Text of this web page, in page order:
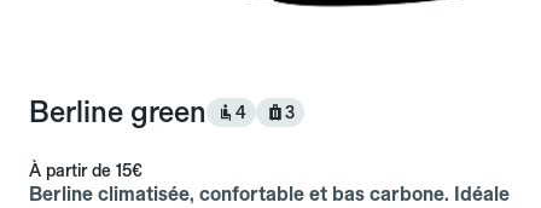
Berline green 4 3
À partir de 15€
Berline climatisée, confortable et bas carbone. Idéale